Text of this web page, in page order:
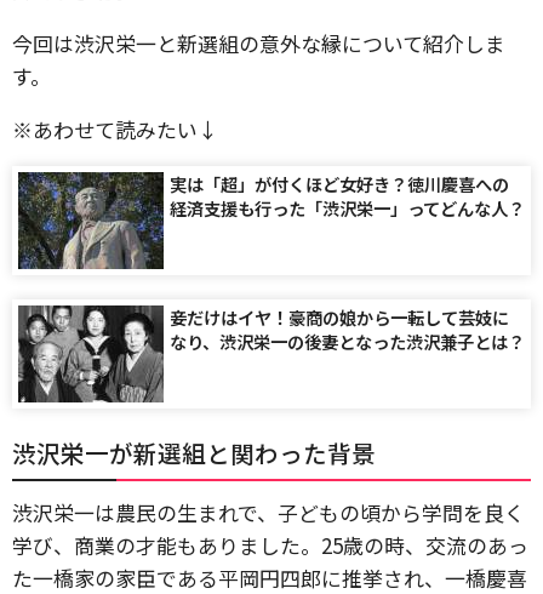
今回は渋沢栄一と新選組の意外な縁について紹介しま
す。
※あわせて読みたい↓
実は「超」が付くほど女好き？徳川慶喜への
経済支援も行った「渋沢栄一」ってどんな人？
妾だけはイヤ！豪商の娘から一転して芸妓に
なり、渋沢栄一の後妻となった渋沢兼子とは？
渋沢栄一が新選組と関わった背景
渋沢栄一は農民の生まれで、子どもの頃から学問を良く
学び、商業の才能もありました。25歳の時、交流のあっ
た一橋家の家臣である平岡円四郎に推挙され、一橋慶喜